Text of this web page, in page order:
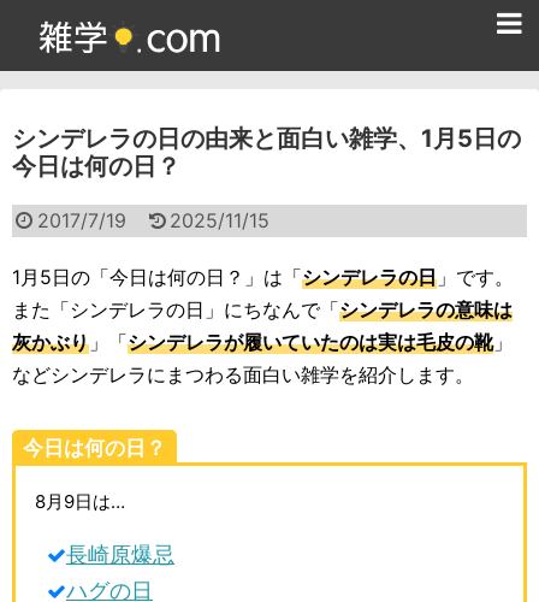
シンデレラの日の由来と面白い雑学、1月5日の
今日は何の日？
2017/7/19 2025/11/15
1月5日の「今日は何の日？」は「シンデレラの日 」です。
また「シンデレラの日」にちなんで「シンデレラの意味は
灰かぶり 」「シンデレラが履いていたのは実は毛皮の靴」
などシンデレラにまつわる面白い雑学を紹介します。
今日は何の日？
8月9日は…
長崎原爆忌
ハグの日
雑学クイズ問題集
面白い雑学
ためになる雑学
スポーツ雑学
動物雑学
歴史雑学
生活雑学